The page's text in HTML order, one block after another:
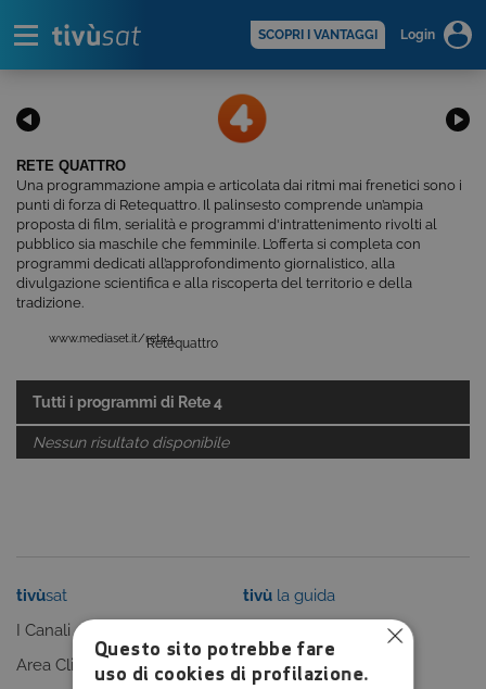
SCOPRI I VANTAGGI Login
RETE QUATTRO
Una programmazione ampia e articolata dai ritmi mai frenetici sono i
punti di forza di Retequattro. Il palinsesto comprende un’ampia
proposta di film, serialità e programmi d'intrattenimento rivolti al
pubblico sia maschile che femminile. L’offerta si completa con
programmi dedicati all’approfondimento giornalistico, alla
divulgazione scientifica e alla riscoperta del territorio e della
tradizione.
Retequattro
www.mediaset.it/rete4
Tutti i programmi di Rete 4
Nessun risultato disponibile
tivùsat
I Canali
Area Clienti
tivù la guida
I canali
Questo sito potrebbe fare
uso di cookies di profilazione.